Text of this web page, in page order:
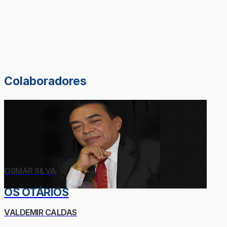
Colaboradores
OSMAR SILVA
OS OTÁRIOS
VALDEMIR CALDAS